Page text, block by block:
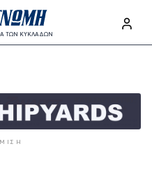
ΤΩΝ ΚΥΚΛΑΔΩΝ